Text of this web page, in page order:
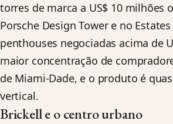
torres de marca a US$ 10 milhões
Porsche Design Tower e no
penthouses negociadas acima de
maior concentração de
de Miami-Dade, e o produto é
vertical.
Brickell e o centro urbano